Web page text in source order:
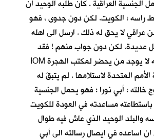
الجنسية العراقية . كان طلبه الوحيد ان
راسه ؛ الكويت. لكن دون جدوى ، فهو
لا يحق له ذلك . ارسل الى اهله
عديدة، لكن دون جواب منهم ! فقد
كانوا يخبرونه انه لا يوجد من يحضر لمكتب الهجرة IOM
الأمم المتحدة لاستلامها . لم يتبقَ له
خالته ؛ أبي نورا ؛ فهو يحمل الجنسية
باستطاعته مساعدته في العودة للكويت
والبلد الوحيد الذي عاش فيه طوال
اساعده في ايصال رسالته الى أبي